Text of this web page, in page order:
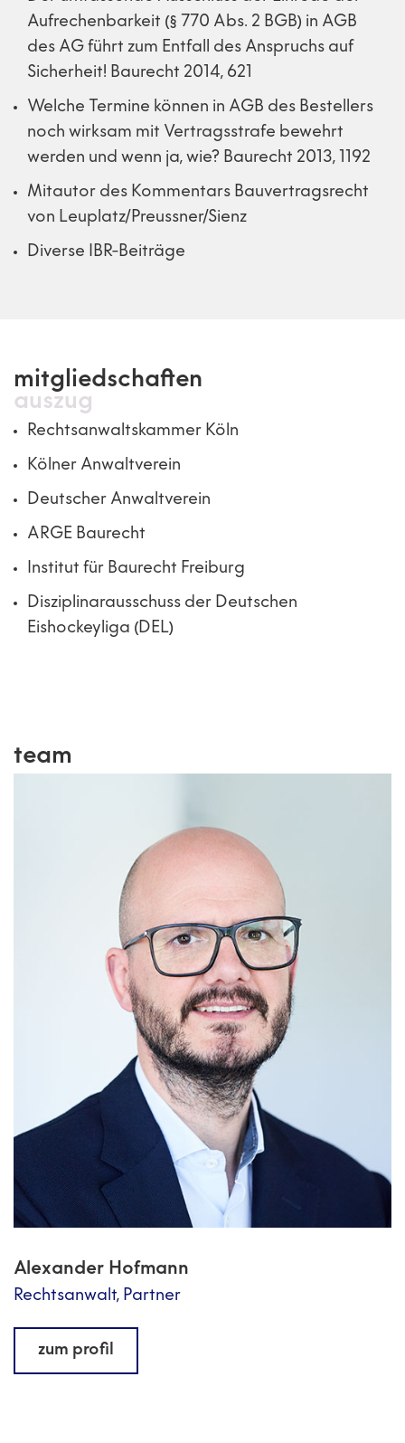
Aufrechenbarkeit (§ 770 Abs. 2 BGB) in AGB
des AG führt zum Entfall des Anspruchs auf
Sicherheit! Baurecht 2014, 621
Welche Termine können in AGB des Bestellers
noch wirksam mit Vertragsstrafe bewehrt
werden und wenn ja, wie? Baurecht 2013, 1192
Mitautor des Kommentars Bauvertragsrecht
von Leuplatz/Preussner/Sienz
Diverse IBR-Beiträge
mitgliedschaften
auszug
Rechtsanwaltskammer Köln
Kölner Anwaltverein
Deutscher Anwaltverein
ARGE Baurecht
Institut für Baurecht Freiburg
Disziplinarausschuss der Deutschen
Eishockeyliga (DEL)
team
Alexander Hofmann
Rechtsanwalt, Partner
zum profil